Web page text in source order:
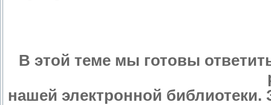
В этой теме мы готовы
нашей электронной